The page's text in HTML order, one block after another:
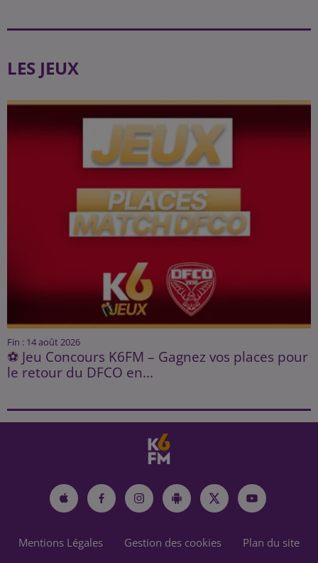
LES JEUX
Fin : 14 août 2026
⚽ Jeu Concours K6FM – Gagnez vos places pour
le retour du DFCO en...
Mentions Légales Gestion des cookies Plan du site